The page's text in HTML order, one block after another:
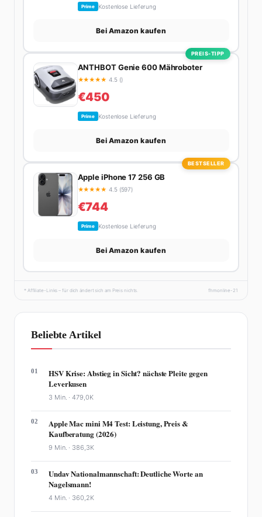
Prime Kostenlose Lieferung
Bei Amazon kaufen
PREIS-TIPP
ANTHBOT Genie 600 Mähroboter
★★★★★ 4.5 ()
€450
Prime Kostenlose Lieferung
Bei Amazon kaufen
BESTSELLER
Apple iPhone 17 256 GB
★★★★★ 4.5 (597)
€744
Prime Kostenlose Lieferung
Bei Amazon kaufen
* Affiliate-Links – für dich ändert sich am Preis nichts. fhmonline-21
Beliebte Artikel
01
HSV Krise: Abstieg in Sicht? nächste Pleite gegen
Leverkusen
3 Min. ·479,0K
02
Apple Mac mini M4 Test: Leistung, Preis &
Kaufberatung (2026)
9 Min. · 386,3K
03
Undav Nationalmannschaft: Deutliche Worte an
Nagelsmann!
4 Min. · 360,2K